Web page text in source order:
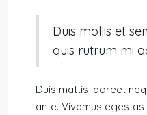
Duis mollis et
quis rutrum mi
Duis mattis laoreet
ante. Vivamus